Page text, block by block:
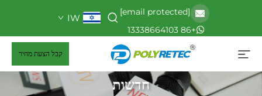
[email protected]
+86 13338664103
IW
קבל הצעת מחיר
חדשות